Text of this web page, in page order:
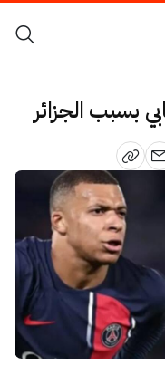
بسبب الجزائر